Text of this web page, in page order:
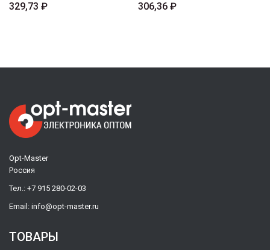
329,73 ₽
306,36 ₽
Opt-Master
Россия
Тел.: +7 915 280-02-03
Email: info@opt-master.ru
ТОВАРЫ